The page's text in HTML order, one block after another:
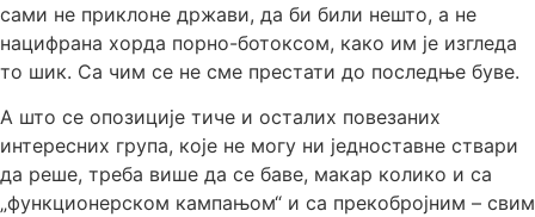
сами не приклоне држави, да би били нешто, а не
нацифрана хорда порно-ботоксом, како им је изгледа
то шик. Са чим се не сме престати до последње буве.
А што се опозиције тиче и осталих повезаних
интересних група, које не могу ни једноставне ствари
да реше, треба више да се баве, макар колико и са
„функционерском кампањом“ и са прекобројним – свим